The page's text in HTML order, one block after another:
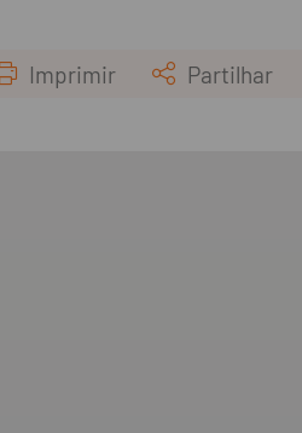
Imprimir Partilhar